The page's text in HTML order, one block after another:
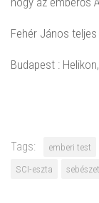
Fehér János
Budapest :
Tags: emberi test
SCI-eszta
sebészet